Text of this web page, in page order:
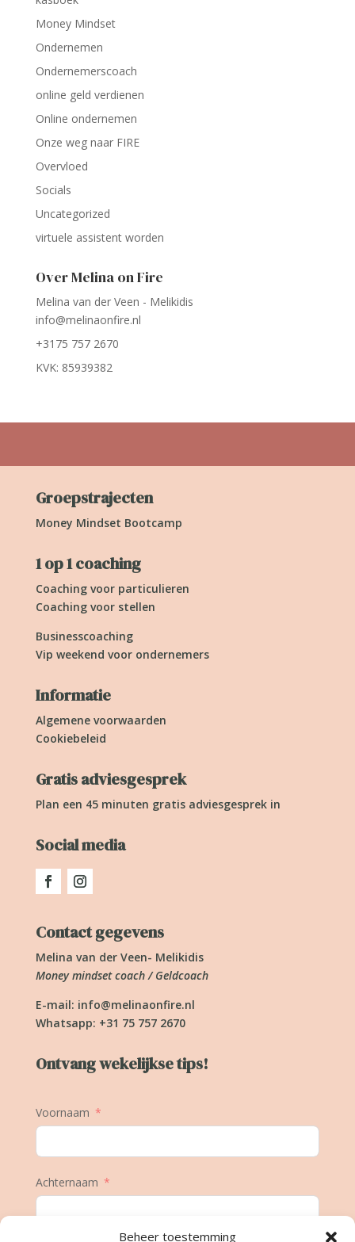
Beheer toestemming
Money Mindset
Ondernemen
Ondernemerscoach
online geld verdienen
Online ondernemen
Onze weg naar FIRE
Overvloed
Socials
Uncategorized
virtuele assistent worden
Over Melina on Fire
Melina van der Veen - Melikidis
info@melinaonfire.nl
+3175 757 2670
KVK: 85939382
Groepstrajecten
Money Mindset Bootcamp
1 op 1 coaching
Coaching voor particulieren
Coaching voor stellen
Businesscoaching
Vip weekend voor ondernemers
Informatie
Algemene voorwaarden
Cookiebeleid
Gratis adviesgesprek
Plan een 45 minuten gratis adviesgesprek in
Social media
Contact gegevens
Melina van der Veen- Melikidis
Money mindset coach / Geldcoach
E-mail: info@melinaonfire.nl
Whatsapp: +31 75 757 2670
Ontvang wekelijkse tips!
Voornaam
Achternaam